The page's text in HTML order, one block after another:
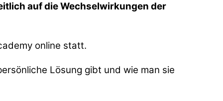
auf die Wechselwirkungen der
online statt.
Lösung gibt und wie man sie